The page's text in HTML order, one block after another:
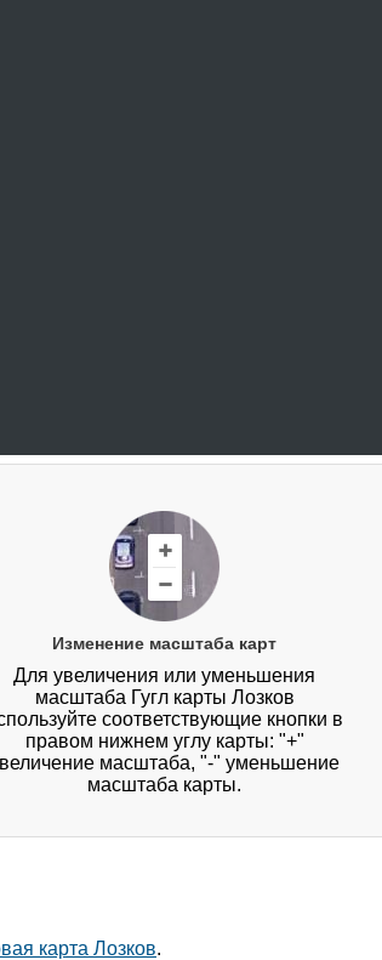
Изменение масштаба карт
Для увеличения или уменьшения
масштаба Гугл карты Лозков
соответствующие кнопки в
правом нижнем углу карты: "+"
масштаба, "-" уменьшение
масштаба карты.
карта Лозков.